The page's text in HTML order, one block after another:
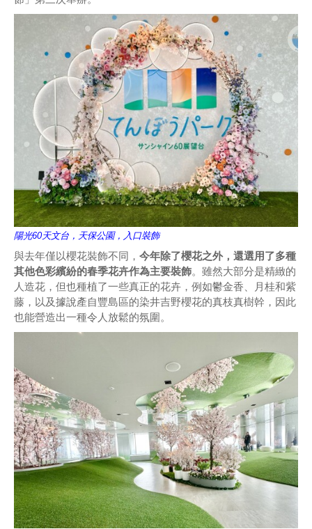
陽光60天文台，天保公園，入口裝飾
與去年僅以櫻花裝飾不同， 今年除了櫻花之外，還選用了多種
其他色彩繽紛的春季花卉作為主要裝飾。雖然大部分是精緻的
人造花，但也種植了一些真正的花卉，例如鬱金香、月桂和紫
藤，以及據說產自豐島區的染井吉野櫻花的真枝真樹幹，因此
也能營造出一種令人放鬆的氛圍。